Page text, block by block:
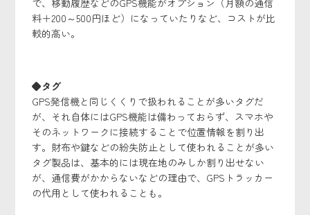
料＋200～500円ほど）になっていたりなど、コストが比
較的高い。
◆タグ
GPS発信機と同じくくりで扱われることが多いタグだ
が、それ自体にはGPS機能は備わっておらず、スマホや
そのネットワークに接続することで位置情報を割り出
す。財布や鍵などの紛失防止として使われることが多い
タグ製品は、基本的には現在地のみしか割り出せない
が、通信費がかからないなどの理由で、GPSトラッカー
の代用として使われることも。